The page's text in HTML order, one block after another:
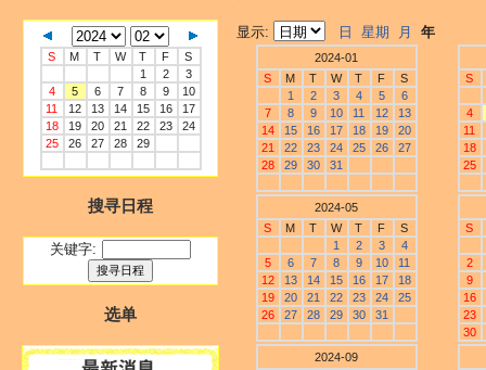
S M T W T F
S
1
2
3
4
5 6 7 8 9
10
11
12 13 14 15 16
17
18
19 20 21 22 23
24
25
26 27 28 29
搜寻日程
关键字:
选单
显示: 日 星期 月 年
2024-01
S
M T W T F
S
1
2 3 4 5
6
7
8 9 10 11 12
13
14
15 16 17 18 19
20
21
22 23 24 25 26
27
28
29 30 31
S
4
11
18
25
2024-05
S
M T W T F
S
1
2 3
4
5
6 7 8 9 10
11
12
13 14 15 16 17
18
19
20 21 22 23 24
25
26
27 28 29 30 31
S
2
9
16
23
30
2024-09